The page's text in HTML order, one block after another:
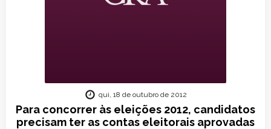
Para concorrer às eleições 2012, candidatos
precisam ter as contas eleitorais aprovadas
qui, 18 de outubro de 2012